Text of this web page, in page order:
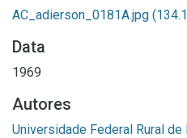
AC_adierson_0181A.jpg
Data
1969
Autores
Universidade Federal Rural de